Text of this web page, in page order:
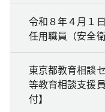
令和８年４月１
任用職員（安全
東京都教育相談
等教育相談支援
付】